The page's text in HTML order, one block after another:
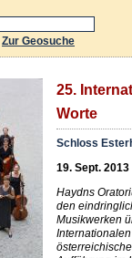
Zur Geosuche
25.
Worte
Schloss
19. Sept. 2013
Haydns
den
Musikwerken